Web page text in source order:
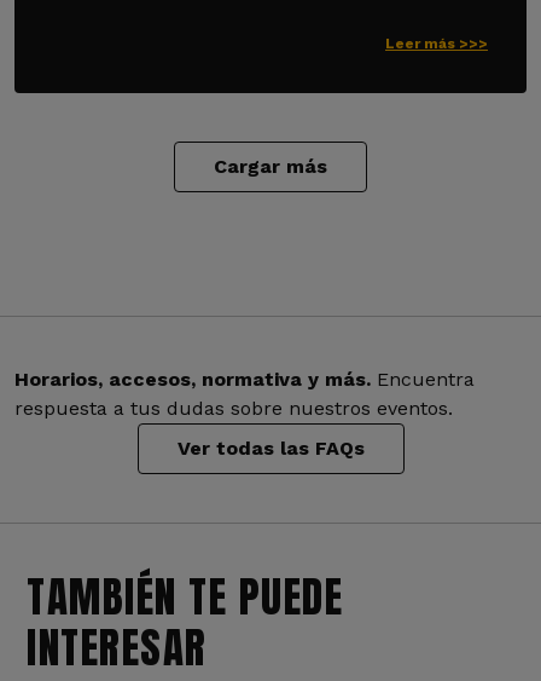
Leer más >>>
Cargar más
Horarios, accesos, normativa y más. Encuentra
respuesta a tus dudas sobre nuestros eventos.
Ver todas las FAQs
TAMBIÉN TE PUEDE
INTERESAR